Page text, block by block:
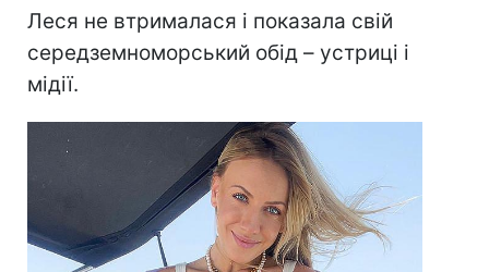
Леся не втрималася і показала свій
середземноморський обід – устриці і
мідії.